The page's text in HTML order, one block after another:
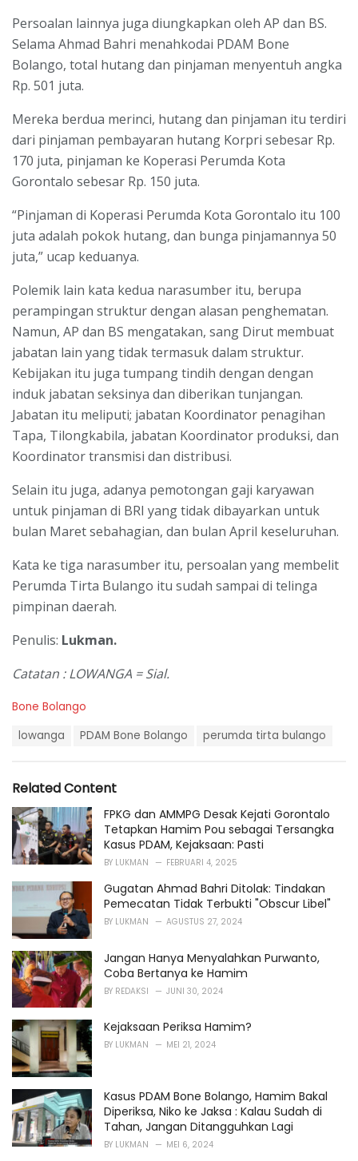
Persoalan lainnya juga diungkapkan oleh AP dan BS.
Selama Ahmad Bahri menahkodai PDAM Bone
Bolango, total hutang dan pinjaman menyentuh angka
Rp. 501 juta.
Mereka berdua merinci, hutang dan pinjaman itu terdiri
dari pinjaman pembayaran hutang Korpri sebesar Rp.
170 juta, pinjaman ke Koperasi Perumda Kota
Gorontalo sebesar Rp. 150 juta.
“Pinjaman di Koperasi Perumda Kota Gorontalo itu 100
juta adalah pokok hutang, dan bunga pinjamannya 50
juta,” ucap keduanya.
Polemik lain kata kedua narasumber itu, berupa
perampingan struktur dengan alasan penghematan.
Namun, AP dan BS mengatakan, sang Dirut membuat
jabatan lain yang tidak termasuk dalam struktur.
Kebijakan itu juga tumpang tindih dengan dengan
induk jabatan seksinya dan diberikan tunjangan.
Jabatan itu meliputi; jabatan Koordinator penagihan
Tapa, Tilongkabila, jabatan Koordinator produksi, dan
Koordinator transmisi dan distribusi.
Selain itu juga, adanya pemotongan gaji karyawan
untuk pinjaman di BRI yang tidak dibayarkan untuk
bulan Maret sebahagian, dan bulan April keseluruhan.
Kata ke tiga narasumber itu, persoalan yang membelit
Perumda Tirta Bulango itu sudah sampai di telinga
pimpinan daerah.
Penulis: Lukman.
Catatan : LOWANGA = Sial.
C
r
i
e
s
:
Bone Bolango
:
lowanga PDAM Bone Bolango perumda tirta bulango
Related Content
FPKG dan AMMPG Desak Kejati Gorontalo
Tetapkan Hamim Pou sebagai Tersangka
Kasus PDAM, Kejaksaan: Pasti
BY LUKMAN FEBRUARI 4, 2025
Gugatan Ahmad Bahri Ditolak: Tindakan
Pemecatan Tidak Terbukti "Obscur Libel"
BY LUKMAN AGUSTUS 27, 2024
Jangan Hanya Menyalahkan Purwanto,
Coba Bertanya ke Hamim
BY REDAKSI JUNI 30, 2024
Kejaksaan Periksa Hamim?
BY LUKMAN MEI 21, 2024
Kasus PDAM Bone Bolango, Hamim Bakal
Diperiksa, Niko ke Jaksa : Kalau Sudah di
Tahan, Jangan Ditangguhkan Lagi
BY LUKMAN MEI 6, 2024